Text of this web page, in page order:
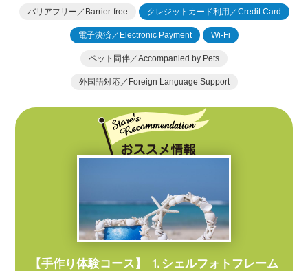
バリアフリー／Barrier-free クレジットカード利用／Credit Card
電子決済／Electronic Payment Wi-Fi
ペット同伴／Accompanied by Pets
外国語対応／Foreign Language Support
【手作り体験コース】 ⒈シェルフォトフレーム